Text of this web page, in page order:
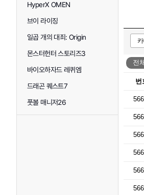
HyperX OMEN
브이 라이징
일곱 개의 대죄: Origin
몬스터헌터 스토리즈3
바이오하자드 레퀴엠
드래곤 퀘스트7
풋볼 매니저26
전
번